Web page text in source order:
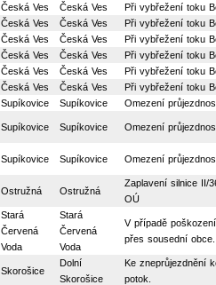
Česká Ves Česká Ves
Při vybřežení toku
Česká Ves Česká Ves
Při vybřežení toku
Česká Ves Česká Ves
Při vybřežení toku
Česká Ves Česká Ves
Při vybřežení toku
Česká Ves Česká Ves
Při vybřežení toku
Česká Ves Česká Ves
Při vybřežení toku
Supíkovice Supíkovice Omezení
Supíkovice Supíkovice Omezení
Supíkovice Supíkovice Omezení
Ostružná Ostružná
Zaplavení silnice II/
OÚ
Stará
Červená
Voda
Stará
Červená
Voda
V případě
přes sousední obce.
Skorošice
Dolní
Skorošice
Ke zneprůjezdnění
potok.